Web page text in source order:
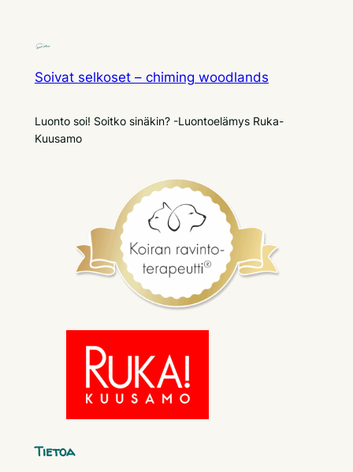
Soivat selkoset – chiming woodlands
Luonto soi! Soitko sinäkin? -Luontoelämys Ruka-
Kuusamo
Tietoa